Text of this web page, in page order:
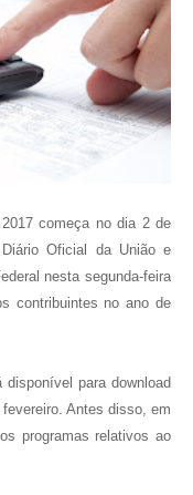
começa no dia 2 de
Oficial da União e
nesta segunda-feira
contribuintes no ano de
para download
Antes disso, em
programas relativos ao